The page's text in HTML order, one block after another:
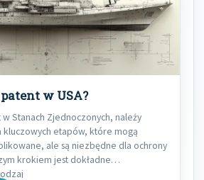
w USA?
w Stanach Zjednoczonych, należy
etapów, które mogą
ale są niezbędne dla ochrony
krokiem jest dokładne